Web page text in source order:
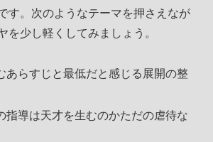
す。次のようなテーマを押さえなが
を少し軽くしてみましょう。
あらすじと最低だと感じる展開の整
指導は天才を生むのかただの虐待な